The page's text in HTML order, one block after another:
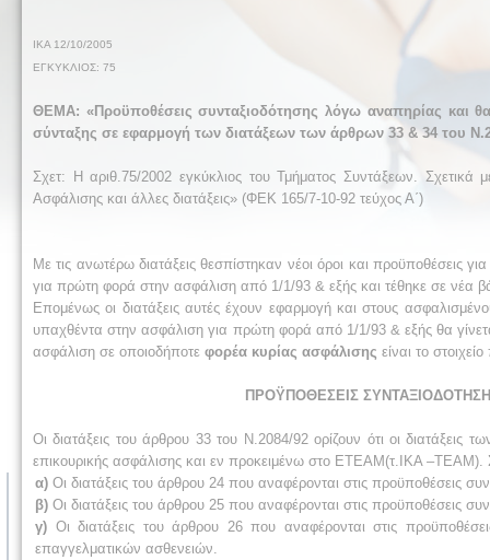
ΙΚΑ 12/10/2005
ΕΓΚΥΚΛΙΟΣ: 75
ΘΕΜΑ: «Προϋποθέσεις συνταξιοδότησης λόγω αναπηρίας
σύνταξης σε εφαρμογή των διατάξεων των άρθρων 33 & 34 του
Σχετ: Η αριθ.75/2002 εγκύκλιος του Τμήματος Συντάξεων.
Ασφάλισης και άλλες διατάξεις» (ΦΕΚ 165/7-10-92 τεύχος Α΄)
Με τις ανωτέρω διατάξεις θεσπίστηκαν νέοι όροι και
για πρώτη φορά στην ασφάλιση από 1/1/93 & εξής και τέθηκε σε νέα
Επομένως οι διατάξεις αυτές έχουν εφαρμογή και στους
υπαχθέντα στην ασφάλιση για πρώτη φορά από 1/1/93 & εξής θα
ασφάλιση σε οποιοδήποτε φορέα κυρίας ασφάλισης είναι το
ΠΡΟΫΠΟΘΕΣΕΙΣ
Οι διατάξεις του άρθρου 33 του Ν.2084/92 ορίζουν ότι οι
επικουρικής ασφάλισης και εν προκειμένω στο ΕΤΕΑΜ(τ.ΙΚΑ –ΤΕΑΜ).
α) Οι διατάξεις του άρθρου 24 που αναφέρονται στις προϋποθέσεις
β) Οι διατάξεις του άρθρου 25 που αναφέρονται στις προϋποθέσεις
γ) Οι διατάξεις του άρθρου 26 που αναφέρονται στις
επαγγελματικών ασθενειών.